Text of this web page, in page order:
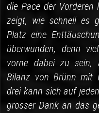
die Pace der
zeigt, wie schnell es
Platz eine
überwunden, denn
vorne dabei zu sein,
Bilanz von Brünn mit
drei kann sich auf
grosser Dank an das